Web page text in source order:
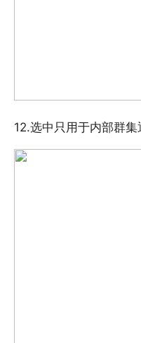
12.选中只用于内部群